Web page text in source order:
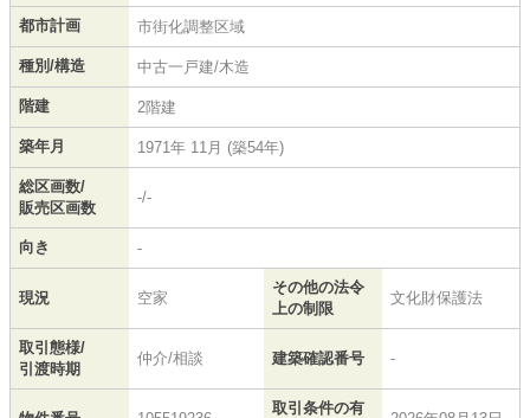
都市計画 市街化調整区域
種別/構造 中古一戸建/木造
階建 2階建
築年月 1971年 11月 (築54年)
総区画数/
販売区画数
-/-
向き -
現況 空家
その他の法令
上の制限
文化財保護法
取引態様/
引渡時期
仲介/相談 建築確認番号 -
取引条件の有